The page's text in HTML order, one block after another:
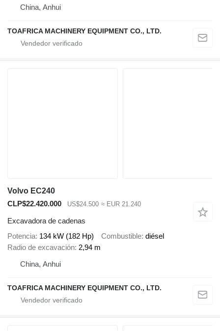
China, Anhui
TOAFRICA MACHINERY EQUIPMENT CO., LTD.
Volvo EC240
CLP$22.420.000
US$24.500 ≈ EUR 21.240
Excavadora de cadenas
Potencia 134 kW (182 Hp) Combustible diésel
Radio de excavación 2,94 m
China, Anhui
TOAFRICA MACHINERY EQUIPMENT CO., LTD.